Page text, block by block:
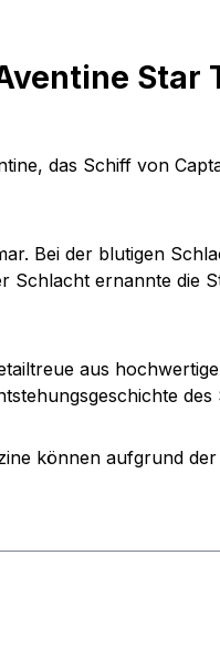
Star
das Schiff von
Bei der blutigen
Schlacht ernannte die
aus
können aufgrund